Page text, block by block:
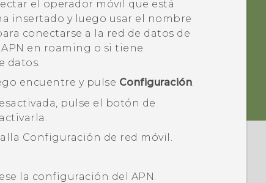
el operador móvil que está
insertado y luego usar el nombre
conectarse a la red de datos de
en roaming o si tiene
datos.
encuentre y pulse Configuración.
pulse el botón de
Configuración de red móvil
la configuración del APN.